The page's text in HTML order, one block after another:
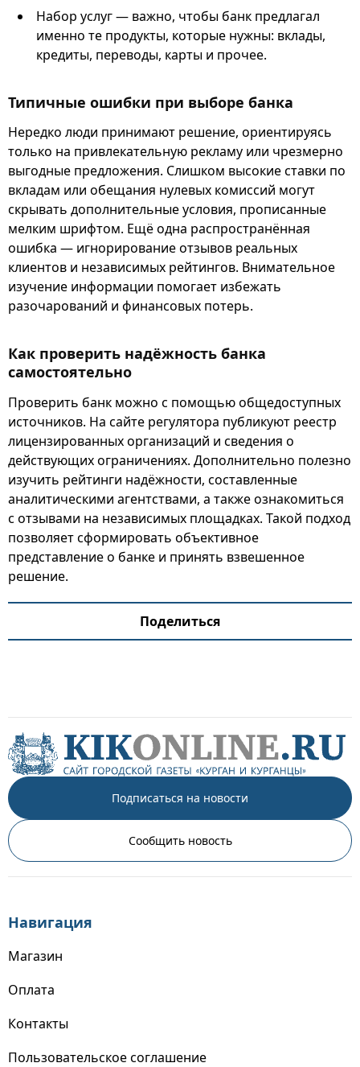
Набор услуг — важно, чтобы банк предлагал
именно те продукты, которые нужны: вклады,
кредиты, переводы, карты и прочее.
Типичные ошибки при выборе банка
Нередко люди принимают решение, ориентируясь
только на привлекательную рекламу или чрезмерно
выгодные предложения. Слишком высокие ставки по
вкладам или обещания нулевых комиссий могут
скрывать дополнительные условия, прописанные
мелким шрифтом. Ещё одна распространённая
ошибка — игнорирование отзывов реальных
клиентов и независимых рейтингов. Внимательное
изучение информации помогает избежать
разочарований и финансовых потерь.
Как проверить надёжность банка
самостоятельно
Проверить банк можно с помощью общедоступных
источников. На сайте регулятора публикуют реестр
лицензированных организаций и сведения о
действующих ограничениях. Дополнительно полезно
изучить рейтинги надёжности, составленные
аналитическими агентствами, а также ознакомиться
с отзывами на независимых площадках. Такой подход
позволяет сформировать объективное
представление о банке и принять взвешенное
решение.
Поделиться
Подписаться на новости
Сообщить новость
Навигация
Магазин
Оплата
Контакты
Пользовательское соглашение